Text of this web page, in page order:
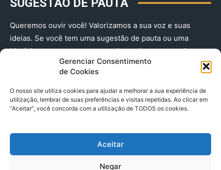
Gerenciar Consentimento
de Cookies
O nosso site utiliza cookies para ajudar a melhorar a sua experiência de
utilização, lembrar de suas preferências e visitas repetidas. Ao clicar em
“Aceitar”, você concorda com a utilização de TODOS os cookies.
Aceitar
Negar
SUGESTÃO DE PAUTA
Queremos ouvir você! Valorizamos a sua voz e suas
ideias. Se você tem uma sugestão de pauta ou uma
história que merece ser contada, envie-nos agora!
(91) 98224 - 3111
© 2025 A Província do Pará CNPJ: 04.901.141/0001-36 End .
Trav. Quintino Bocaiuva 2301, Ed. Rogério Fernandez – Sala